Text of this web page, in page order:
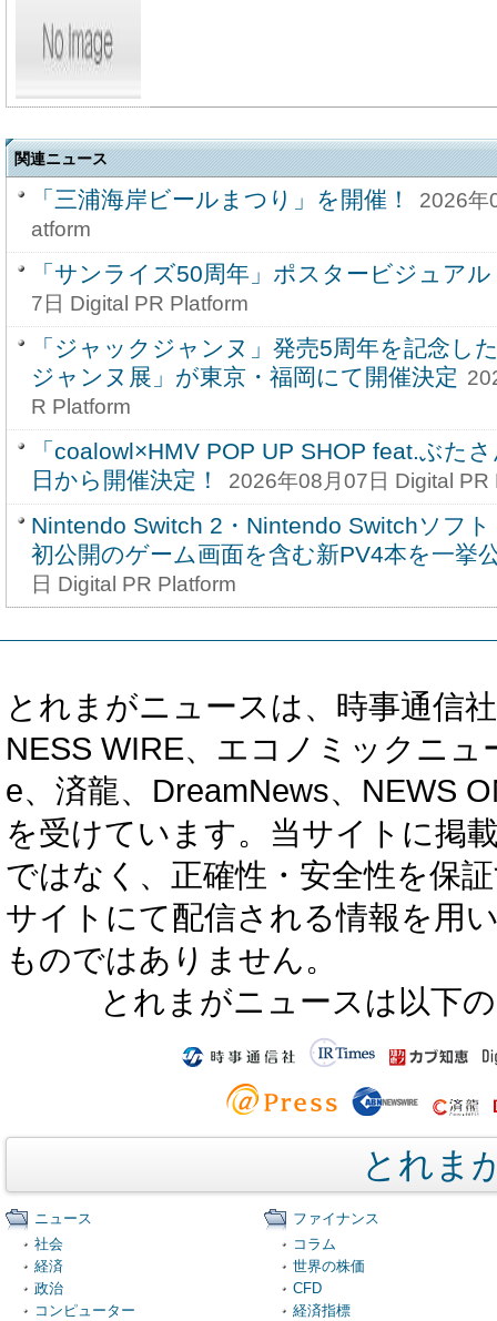
関連ニュース
「三浦海岸ビールまつり」を開催！
2026年
atform
「サンライズ50周年」ポスタービジュア
7日 Digital PR Platform
「ジャックジャンヌ」発売5周年を記念し
ジャンヌ展」が東京・福岡にて開催決定
R Platform
「coalowl×HMV POP UP SHOP feat.ぶた
日から開催決定！
2026年08月07日 Digital PR
Nintendo Switch 2・Nintendo Switchソフ
初公開のゲーム画面を含む新PV4本を一挙
日 Digital PR Platform
とれまがニュースは、時事通信
NESS WIRE、エコノミックニ
e、済龍、DreamNews、NEWS
を受けています。当サイトに掲
ではなく、正確性・安全性を保
サイトにて配信される情報を用
ものではありません。
とれまがニュースは以下
とれま
ニュース
社会
経済
政治
コンピューター
ファイナンス
コラム
世界の株価
CFD
経済指標